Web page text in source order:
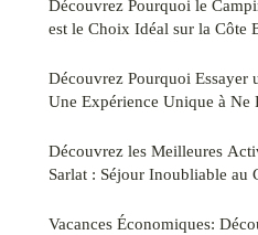
Découvrez Pourquoi le
est le Choix Idéal sur la Côte
Découvrez Pourquoi Essayer
Une Expérience Unique à Ne
Découvrez les Meilleures
Sarlat : Séjour Inoubliable au
Vacances Économiques: